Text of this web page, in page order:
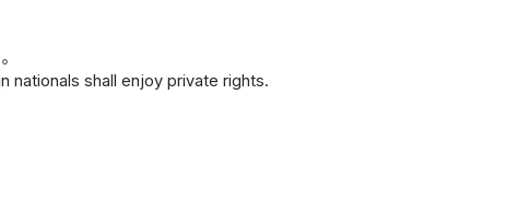
nationals shall enjoy private rights.